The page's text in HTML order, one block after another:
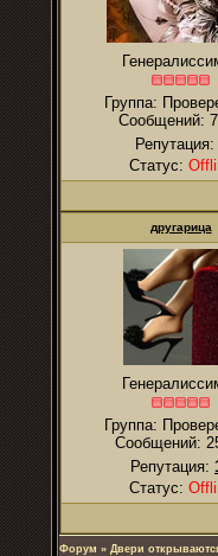
Группа:
Сообщений:
Репутация:
Статус:
другарица
Группа:
Сообщений:
Репутация:
Статус:
Форум » Двери